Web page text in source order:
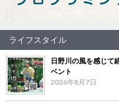
ライフスタイル
日野川の風を感じ
ベント
2026年8月7日